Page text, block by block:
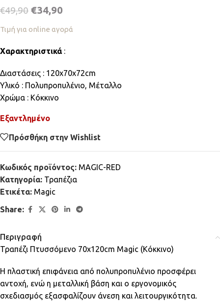
€49,90 €34,90
Τιμή για online αγορά
Χαρακτηριστικά:
Διαστάσεις : 120x70x72cm
Υλικό : Πολυπροπυλένιο, Μέταλλο
Χρώμα : Κόκκινο
Εξαντλημένο
Πρόσθήκη στην Wishlist
Κωδικός προϊόντος: MAGIC-RED
Κατηγορία: Τραπέζια
Ετικέτα: Magic
Share:
Περιγραφή
Τραπέζι Πτυσσόμενο 70x120cm Magic (Κόκκινο)
Η πλαστική επιφάνεια από πολυπροπυλένιο προσφέρει
αντοχή, ενώ η μεταλλική βάση και ο εργονομικός
σχεδιασμός εξασφαλίζουν άνεση και λειτουργικότητα.